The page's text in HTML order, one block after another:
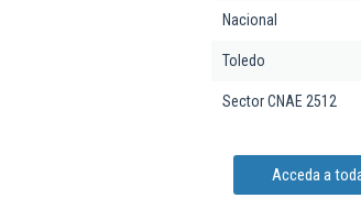
Nacional
Toledo
Sector CNAE 2512
Acceda a